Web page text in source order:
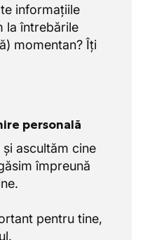
informațiile
la întrebările
momentan? Îți
personală
ascultăm cine
împreună
pentru tine,